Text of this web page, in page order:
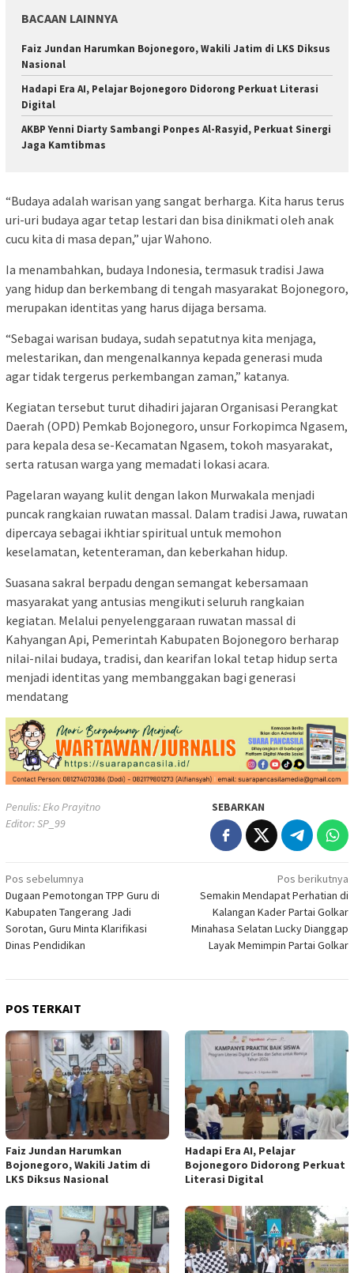
BACAAN LAINNYA
Faiz Jundan Harumkan Bojonegoro, Wakili Jatim di LKS Diksus
Nasional
Hadapi Era AI, Pelajar Bojonegoro Didorong Perkuat Literasi
Digital
AKBP Yenni Diarty Sambangi Ponpes Al-Rasyid, Perkuat Sinergi
Jaga Kamtibmas
“Budaya adalah warisan yang sangat berharga. Kita harus terus
uri-uri budaya agar tetap lestari dan bisa dinikmati oleh anak
cucu kita di masa depan,” ujar Wahono.
Ia menambahkan, budaya Indonesia, termasuk tradisi Jawa
yang hidup dan berkembang di tengah masyarakat Bojonegoro,
merupakan identitas yang harus dijaga bersama.
“Sebagai warisan budaya, sudah sepatutnya kita menjaga,
melestarikan, dan mengenalkannya kepada generasi muda
agar tidak tergerus perkembangan zaman,” katanya.
Kegiatan tersebut turut dihadiri jajaran Organisasi Perangkat
Daerah (OPD) Pemkab Bojonegoro, unsur Forkopimca Ngasem,
para kepala desa se-Kecamatan Ngasem, tokoh masyarakat,
serta ratusan warga yang memadati lokasi acara.
Pagelaran wayang kulit dengan lakon Murwakala menjadi
puncak rangkaian ruwatan massal. Dalam tradisi Jawa, ruwatan
dipercaya sebagai ikhtiar spiritual untuk memohon
keselamatan, ketenteraman, dan keberkahan hidup.
Suasana sakral berpadu dengan semangat kebersamaan
masyarakat yang antusias mengikuti seluruh rangkaian
kegiatan. Melalui penyelenggaraan ruwatan massal di
Kahyangan Api, Pemerintah Kabupaten Bojonegoro berharap
nilai-nilai budaya, tradisi, dan kearifan lokal tetap hidup serta
menjadi identitas yang membanggakan bagi generasi
mendatang
Penulis: Eko Prayitno
Editor: SP_99
SEBARKAN
Navigasi
pos
Pos sebelumnya
Dugaan Pemotongan TPP Guru di
Kabupaten Tangerang Jadi
Sorotan, Guru Minta Klarifikasi
Dinas Pendidikan
Pos berikutnya
Semakin Mendapat Perhatian di
Kalangan Kader Partai Golkar
Minahasa Selatan Lucky Dianggap
Layak Memimpin Partai Golkar
POS TERKAIT
Faiz Jundan Harumkan
Bojonegoro, Wakili Jatim di
LKS Diksus Nasional
Hadapi Era AI, Pelajar
Bojonegoro Didorong Perkuat
Literasi Digital